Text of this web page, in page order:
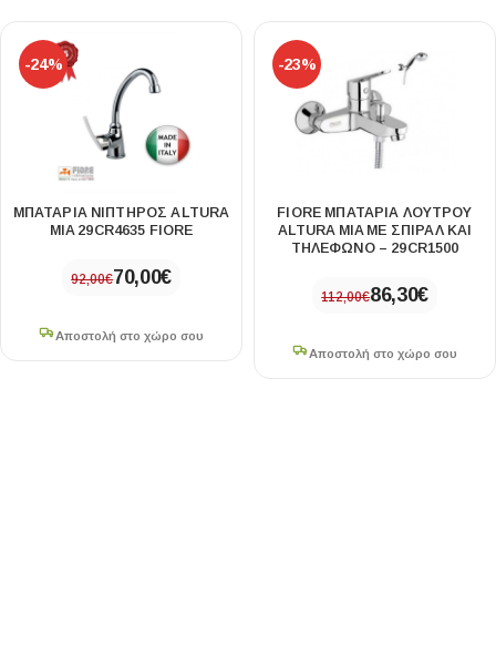
-24%
MΠΑΤΆΡΙΑ NΙΠΤΉΡΟΣ ALTURA
MIA 29CR4635 FIORE
92,00€70,00€
Αποστολή στο χώρο σου
-23%
FIORE ΜΠΑΤΑΡΙΑ ΛΟΥΤΡΟΥ
ALTURA MIA ΜΕ ΣΠΙΡΑΛ ΚΑΙ
ΤΗΛΕΦΩΝΟ – 29CR1500
112,00€86,30€
Αποστολή στο χώρο σου